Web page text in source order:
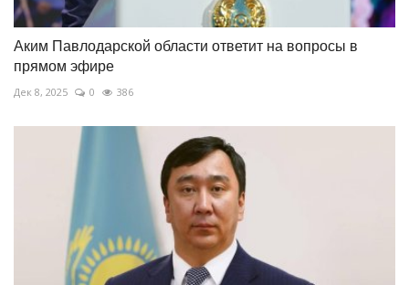
Аким Павлодарской области ответит на вопросы в
прямом эфире
Дек 8, 2025 0 386